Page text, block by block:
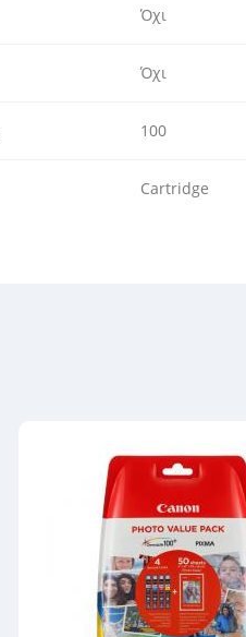
Όχι
Όχι
100
Cartridge